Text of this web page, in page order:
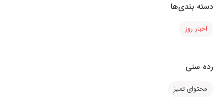
دسته بندی‌ها
اخبار روز
رده سنی
محتوای تمیز